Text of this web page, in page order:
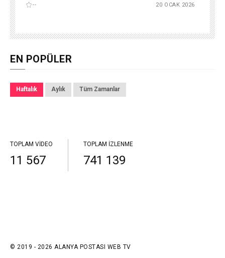
-- 20 OCAK 2026
EN POPÜLER
Haftalık Aylık Tüm Zamanlar
TOPLAM VIDEO
11 567
TOPLAM İZLENME
741 139
© 2019 - 2026 ALANYA POSTASI WEB TV